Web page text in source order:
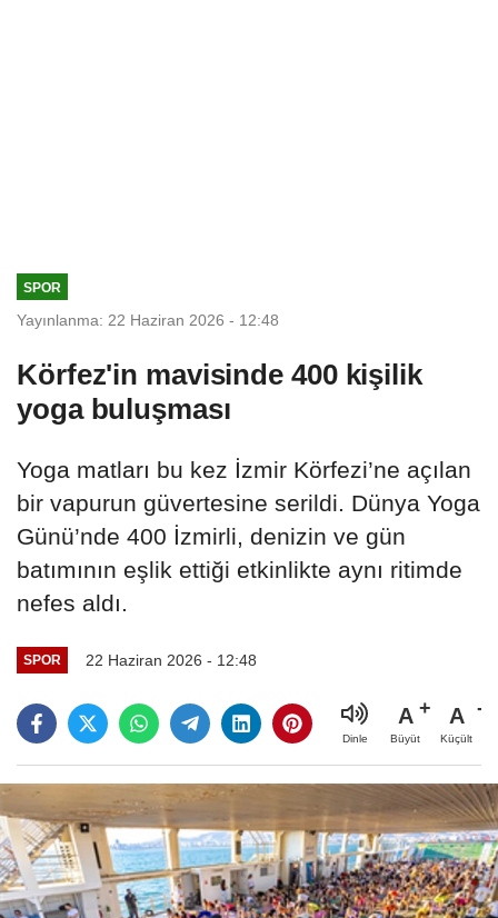
SPOR
Yayınlanma: 22 Haziran 2026 - 12:48
Körfez'in mavisinde 400 kişilik
yoga buluşması
Yoga matları bu kez İzmir Körfezi’ne açılan
bir vapurun güvertesine serildi. Dünya Yoga
Günü’nde 400 İzmirli, denizin ve gün
batımının eşlik ettiği etkinlikte aynı ritimde
nefes aldı.
SPOR 22 Haziran 2026 - 12:48
Dinle
A
Büyüt
A
Küçült